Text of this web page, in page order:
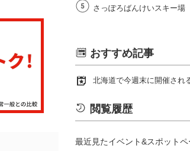
さっぽろばんけいスキー場
おすすめ記事
北海道で今週末に開催され
閲覧履歴
最近見たイベント&スポットペ